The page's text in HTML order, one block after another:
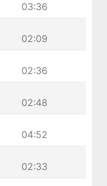
03:36
02:09
02:36
02:48
04:52
02:33